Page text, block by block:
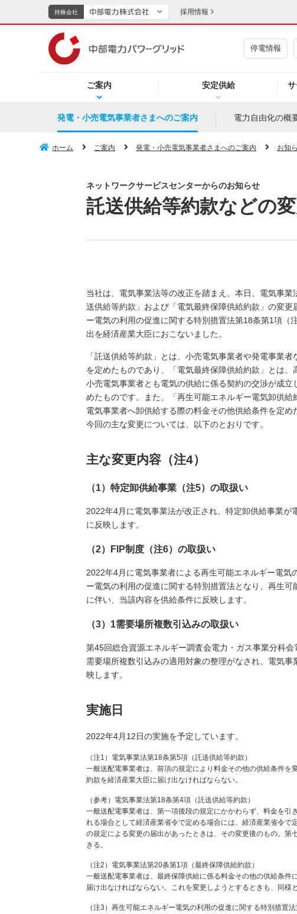
ご案内 安定供給
停電情報
持株会社
持株会社
中部電力グループレポート イベント・スポーツ・CM
採用情報
発電・小売電気事業者さまへのご案内 電力自由化の概
ホーム ご案内 発電・小売電気事業者さまへのご案内 お知
ネットワークサービスセンターからのお知らせ
託送供給等約款などの
当社は、電気事業法等の改正を踏まえ、本日、電気事
送供給等約款」および「電気最終保障供給約款」の変
ー電気の利用の促進に関する特別措置法第18条第1項（
出を経済産業大臣におこないました。
「託送供給等約款」とは、小売電気事業者や発電事業
を定めたものであり、「電気最終保障供給約款」とは
小売電気事業者とも電気の供給に係る契約の交渉が成
めたものです。また、「再生可能エネルギー電気卸供
電気事業者へ卸供給する際の料金その他供給条件を定め
今回の主な変更については、以下のとおりです。
主な変更内容（注4）
（1）特定卸供給事業（注5）の取扱い
2022年4月に電気事業法が改正され、特定卸供給事業
に反映します。
（2）FIP制度（注6）の取扱い
2022年4月に電気事業者による再生可能エネルギー電
ー電気の利用の促進に関する特別措置法となり、再生
に伴い、当該内容を供給条件に反映します。
（3）1需要場所複数引込みの取扱い
第45回総合資源エネルギー調査会電力・ガス事業分科
需要場所複数引込みの適用対象の整理がなされ、電気
映します。
実施日
2022年4月12日の実施を予定しています。
（注1）電気事業法第18条第5項（託送供給等約款）
一般送配電事業者は、前項の規定により料金その他の供給条件
約款を経済産業大臣に届け出なければならない。
（参考）電気事業法第18条第4項（託送供給等約款）
一般送配電事業者は、第一項後段の規定にかかわらず、料金を
れる場合として経済産業省令で定める場合には、経済産業省令
の規定による変更の届出があったときは、その変更後のもの。
きる。
（注2）電気事業法第20条第1項（最終保障供給約款）
一般送配電事業者は、最終保障供給に係る料金その他の供給条
届け出なければならない。これを変更しようとするときも、同様と
（注3）再生可能エネルギー電気の利用の促進に関する特別措